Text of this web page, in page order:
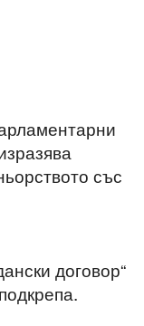
със
договор“